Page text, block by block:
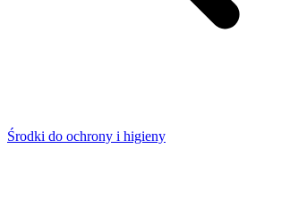
Środki do ochrony i higieny